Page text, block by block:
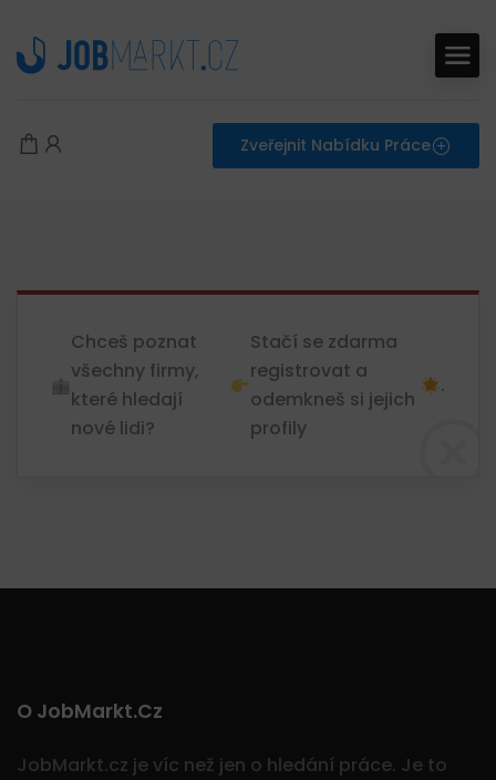
Zveřejnit Nabídku Práce
Chceš poznat
všechny firmy,
které hledají
nové lidi?
Stačí se zdarma
registrovat a
odemkneš si jejich
profily
.
O JobMarkt.cz
JobMarkt.cz je víc než jen o hledání práce. Je to